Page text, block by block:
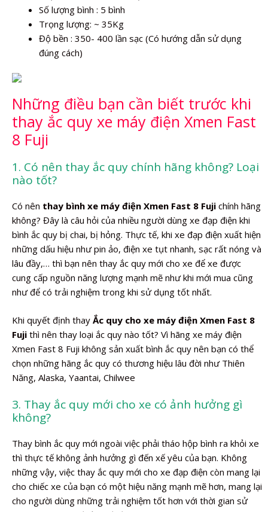
Số lượng bình : 5 bình
Trọng lượng: ~ 35Kg
Độ bền : 350- 400 lần sạc (Có hướng dẫn sử dụng
đúng cách)
Những điều bạn cần biết trước khi
thay ắc quy xe máy điện Xmen Fast
8 Fuji
1. Có nên thay ắc quy chính hãng không? Loại
nào tốt?
Có nên thay bình xe máy điện Xmen Fast 8 Fuji chính hãng
không? Đây là câu hỏi của nhiều người dùng xe đạp điện khi
bình ắc quy bị chai, bị hỏng. Thực tế, khi xe đạp điện xuất hiện
những dấu hiệu như pin ảo, điện xe tụt nhanh, sạc rất nóng và
lâu đầy,… thì bạn nên thay ắc quy mới cho xe để xe được
cung cấp nguồn năng lượng mạnh mẽ như khi mới mua cũng
như để có trải nghiệm trong khi sử dụng tốt nhất.
Khi quyết định thay Ắc quy cho xe máy điện Xmen Fast 8
Fuji thì nên thay loại ắc quy nào tốt? Vì hãng xe máy điện
Xmen Fast 8 Fuji không sản xuất bình ắc quy nên bạn có thể
chọn những hãng ắc quy có thương hiệu lâu đời như Thiên
Năng, Alaska, Yaantai, Chilwee
3. Thay ắc quy mới cho xe có ảnh hưởng gì
không?
Thay bình ắc quy mới ngoài việc phải tháo hộp bình ra khỏi xe
thì thực tế không ảnh hưởng gì đến xế yêu của bạn. Không
những vậy, việc thay ắc quy mới cho xe đạp điện còn mang lại
cho chiếc xe của bạn có một hiệu năng mạnh mẽ hơn, mang lại
cho người dùng những trải nghiệm tốt hơn với thời gian sử